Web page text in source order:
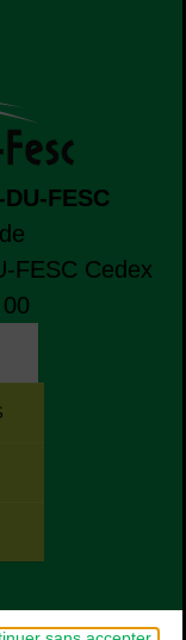
FESC
FESC Cedex
- Communauté